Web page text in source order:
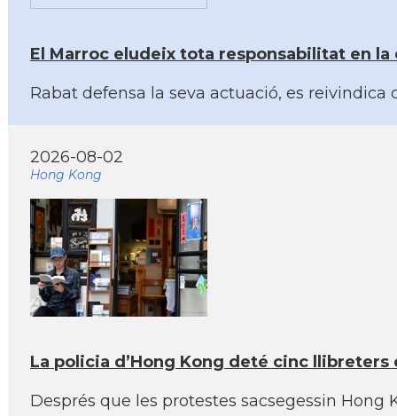
El Marroc eludeix tota responsabilitat en
Rabat defensa la seva actuació, es
2026-08-02
Hong Kong
La policia d’Hong Kong deté cinc
Després que les protestes sacsegessin